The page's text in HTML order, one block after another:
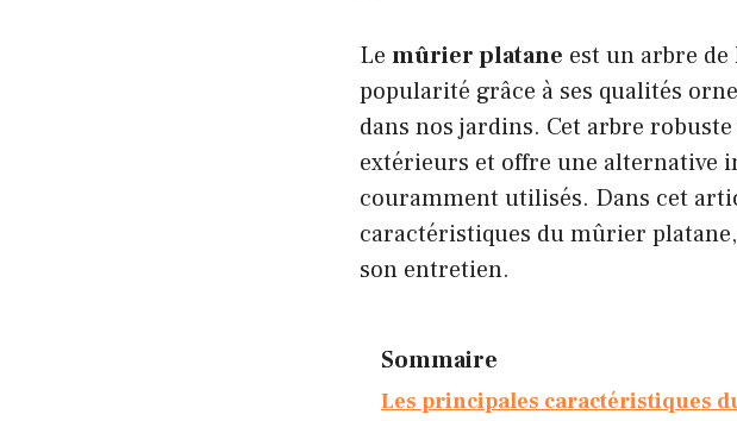
Le mûrier platane est un arbre
popularité grâce à ses qualités
dans nos jardins. Cet arbre
extérieurs et offre une alternative
couramment utilisés. Dans cet
caractéristiques du mûrier
son entretien.
Sommaire
Les principales caractéristiques